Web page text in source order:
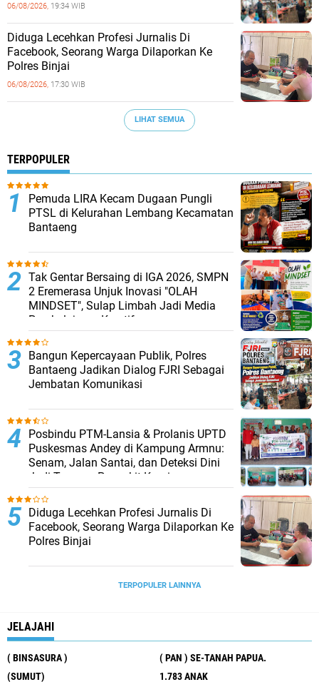
06/08/2026, 19:34 WIB
Diduga Lecehkan Profesi Jurnalis Di
Facebook, Seorang Warga Dilaporkan Ke
Polres Binjai
06/08/2026, 17:30 WIB
LIHAT SEMUA
TERPOPULER
Pemuda LIRA Kecam Dugaan Pungli
PTSL di Kelurahan Lembang Kecamatan
Bantaeng
Tak Gentar Bersaing di IGA 2026, SMPN
2 Eremerasa Unjuk Inovasi "OLAH
MINDSET", Sulap Limbah Jadi Media
Pembelajaran Kreatif
Bangun Kepercayaan Publik, Polres
Bantaeng Jadikan Dialog FJRI Sebagai
Jembatan Komunikasi
Posbindu PTM-Lansia & Prolanis UPTD
Puskesmas Andey di Kampung Armnu:
Senam, Jalan Santai, dan Deteksi Dini
Jadi Tameng Penyakit Kronis
Diduga Lecehkan Profesi Jurnalis Di
Facebook, Seorang Warga Dilaporkan Ke
Polres Binjai
TERPOPULER LAINNYA
JELAJAHI
( BINSASURA )
( PAN ) SE-TANAH PAPUA.
(SUMUT)
1.783 ANAK